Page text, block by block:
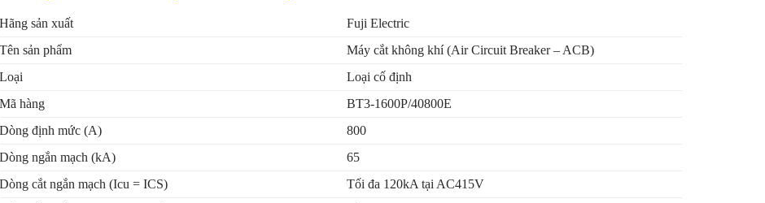
Hãng sản xuất
Fuji Electric
Tên sản phẩm
Máy cắt không khí (Air Circuit Breaker – ACB)
Loại
Loại cố định
Mã hàng
BT3-1600P/40800E
Dòng định mức (A)
800
Dòng ngắn mạch (kA)
65
Dòng cắt ngắn mạch (Icu = ICS)
Tối đa 120kA tại AC415V